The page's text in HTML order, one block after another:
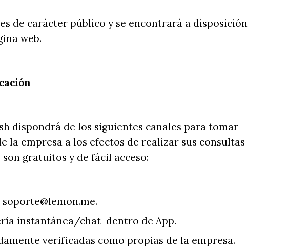
de carácter público y se encontrará a disposición
web.
dispondrá de los siguientes canales para tomar
la empresa a los efectos de realizar sus consultas
gratuitos y de fácil acceso:
instantánea/chat dentro de App.
verificadas como propias de la empresa.